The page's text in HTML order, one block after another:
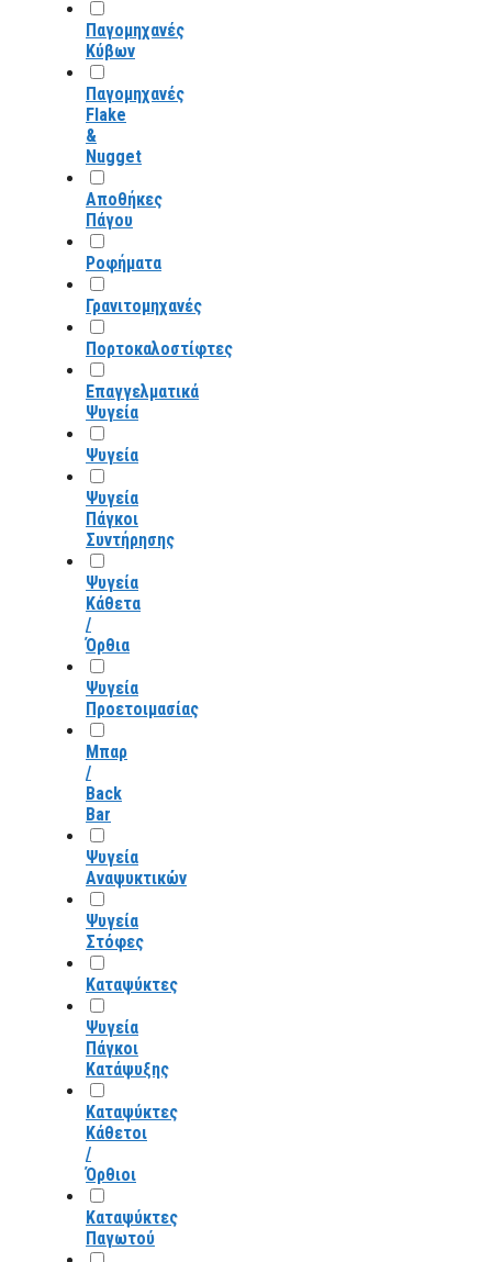
Παγομηχανές
Κύβων
Παγομηχανές
Flake
&
Nugget
Αποθήκες
Πάγου
Ροφήματα
Γρανιτομηχανές
Πορτοκαλοστίφτες
Επαγγελματικά
Ψυγεία
Ψυγεία
Ψυγεία
Πάγκοι
Συντήρησης
Ψυγεία
Κάθετα
/
Όρθια
Ψυγεία
Προετοιμασίας
Μπαρ
/
Back
Bar
Ψυγεία
Αναψυκτικών
Ψυγεία
Στόφες
Καταψύκτες
Ψυγεία
Πάγκοι
Κατάψυξης
Καταψύκτες
Κάθετοι
/
Όρθιοι
Καταψύκτες
Παγωτού